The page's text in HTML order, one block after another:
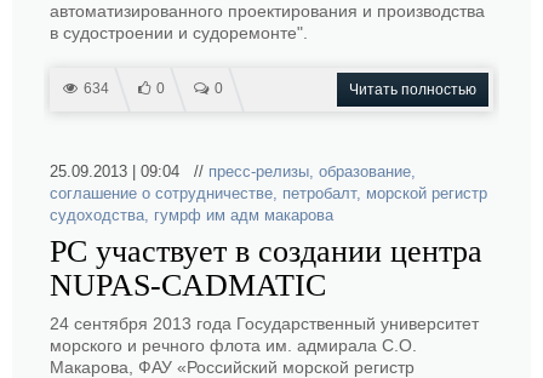
автоматизированного проектирования и производства
в судостроении и судоремонте".
634 0 0 Читать полностью
25.09.2013 | 09:04 // пресс-релизы, образование,
соглашение о сотрудничестве, петробалт, морской регистр
судоходства, гумрф им адм макарова
РС участвует в создании центра
NUPAS-CADMATIC
24 сентября 2013 года Государственный университет
морского и речного флота им. адмирала С.О.
Макарова, ФАУ «Российский морской регистр